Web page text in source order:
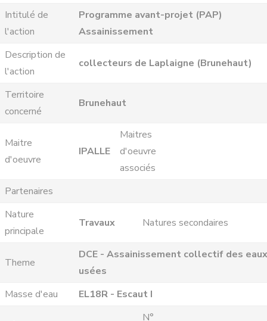
Intitulé de
l'action
Programme avant-projet (PAP)
Assainissement
Description de
l'action
collecteurs de Laplaigne (Brunehaut)
Territoire
concerné
Brunehaut
Maitre
d'oeuvre
IPALLE
Maitres
d'oeuvre
associés
Partenaires
Nature
principale
Travaux Natures secondaires
Theme
DCE - Assainissement collectif des eaux
usées
Masse d'eau
EL18R - Escaut I
N°